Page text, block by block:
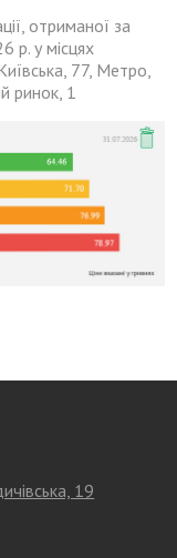
отриманої за
р. у місцях
77, Метро,
ринок, 1
19